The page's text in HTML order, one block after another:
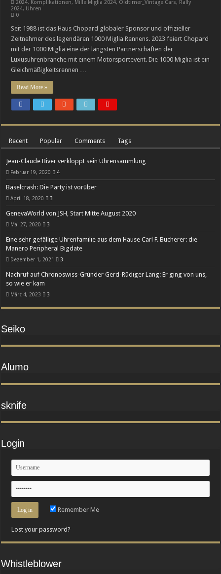
Cystos: Auf dem Weg zur eigenständigen Manufaktur-Marke
Breguets vergessene Kunst des Emaillierens
2024, Komplikationen, Mille Miglia 2024, Oldtimer_Vintage Cars, Rally
2024, Uhren
0
Seit 1988 ist das Haus Chopard globaler Sponsor und offizieller
Zeitnehmer des legendären 1000 Miglia Rennens. 2023 feiert Chopard
mit der 1000 Miglia eine der längsten Partnerschaften der
Luxusuhrenbranche mit einem Motorsportevent. Die 1000 Miglia ist ein
Gleichmäßigkeitsrennen …
Read More »
Recent Popular Comments Tags
Jean-Claude Biver verkloppt sein Uhrensammlung
Februar 19, 2020 4
Baselcrash: Die Party ist vorüber
April 18, 2020 3
GenevaWorld von JSH, Start Mitte August 2020
Mai 27, 2020 3
Eine sehr gefällige Uhrenfamilie aus dem Hause Carl F. Bucherer: die
Manero Peripheral Bigdate
Dezember 1, 2021 3
Nachruf auf Chronoswiss-Gründer Gerd-Rüdiger Lang: Er ging von uns,
so wie er kam
März 4, 2023 3
Seiko
Alumo
sknife
Login
Remember Me
Lost your password?
Whistleblower